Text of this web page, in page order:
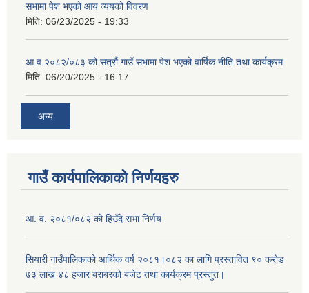
सभामा पेश भएको आय व्ययको विवरण
मिति: 06/23/2025 - 19:33
आ.व.२०८२/०८३ को सत्रौं गाउँ सभामा पेश भएको वार्षिक नीति तथा कार्यक्रम
मिति: 06/20/2025 - 16:17
अन्य
गाउँ कार्यपालिकाको निर्णयहरु
आ. व. २०८१/०८२ को हिउँदे सभा निर्णय
सियारी गाउँपालिकाको आर्थिक वर्ष २०८१।०८२ का लागि प्रस्तावित ९० करोड
७३ लाख ४८ हजार बराबरको बजेट तथा कार्यक्रम प्रस्तुत।